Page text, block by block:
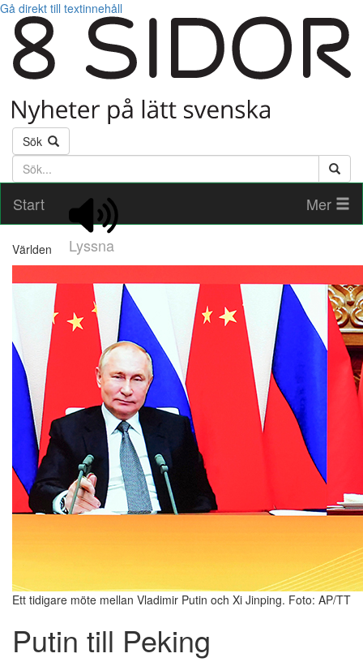
Gå direkt till textinnehåll
Sök
Söktext
Start
Lyssna
Mer
Världen
Ett tidigare möte mellan Vladimir Putin och Xi Jinping. Foto: AP/TT
Putin till Peking